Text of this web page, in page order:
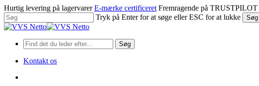
Spring
til
hovedindhold
Hurtig levering på lagervarer E-mærke certificeret Fremragende på TRUSTPILOT
Tryk på Enter for at søge eller ESC for at lukke
Søg
Luk
Søg
Kontakt os